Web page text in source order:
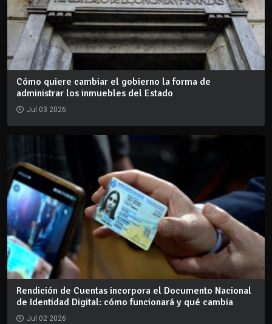
Cómo quiere cambiar el gobierno la forma de
administrar los inmuebles del Estado
Jul 03 2026
Rendición de Cuentas incorpora el Documento Nacional
de Identidad Digital: cómo funcionará y qué cambia
Jul 02 2026